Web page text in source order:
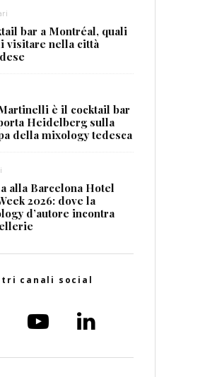
bar a Montréal, quali
visitare nella città
è il cocktail bar
Heidelberg sulla
della mixology tedesca
alla Barcelona Hotel
2026: dove la
d’autore incontra
canali social